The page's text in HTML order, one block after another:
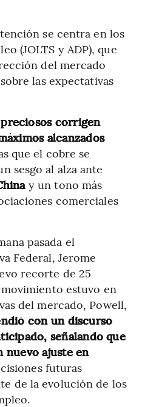
se centra en los
(JOLTS y ADP), que
del mercado
las expectativas
corrigen
alcanzados
que el cobre se
sesgo al alza ante
y un tono más
comerciales
pasada el
Federal, Jerome
recorte de 25
estuvo en
del mercado, Powell,
con un discurso
señalando que
nuevo ajuste en
futuras
de la evolución de los